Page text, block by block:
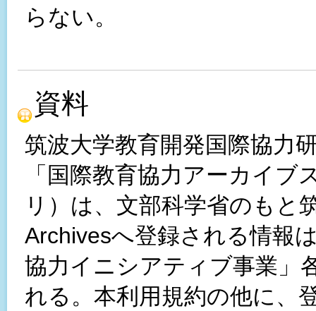
らない。
資料
筑波大学教育開発国際協力
「国際教育協力アーカイ
リ）は、文部科学省のもと
Archivesへ登録される情報
協力イニシアティブ事業」
れる。本利用規約の他に、